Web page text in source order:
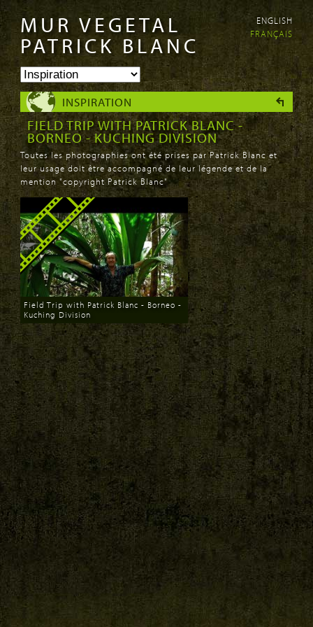
Aller au
contenu
principal
Skip to
navigation
MUR VEGETAL
PATRICK BLANC
ENGLISH
FRANÇAIS
INSPIRATION
FIELD TRIP WITH PATRICK BLANC -
BORNEO - KUCHING DIVISION
Toutes les photographies ont été prises par Patrick Blanc et
leur usage doit être accompagné de leur légende et de la
mention "copyright Patrick Blanc"
Field Trip with Patrick Blanc - Borneo -
Kuching Division